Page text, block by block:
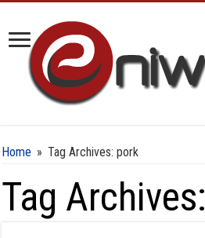
Home » Tag Archives: pork
Tag Archives: